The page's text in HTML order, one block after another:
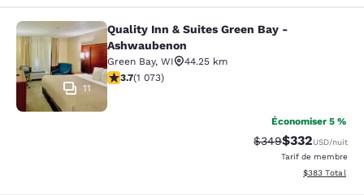
Quality Inn & Suites Green Bay -
11
Quality Inn & Suites Green Bay -
Ashwaubenon
Green Bay, WI
44.25 km
3.66 étoiles. Bien. 1073 commentaires
3.7(1 073)
Économiser 5 %
Tarif barré :
$349Tarif réduit :
$332USD/nuit
Tarif de membre
Afficher les
$383 Total